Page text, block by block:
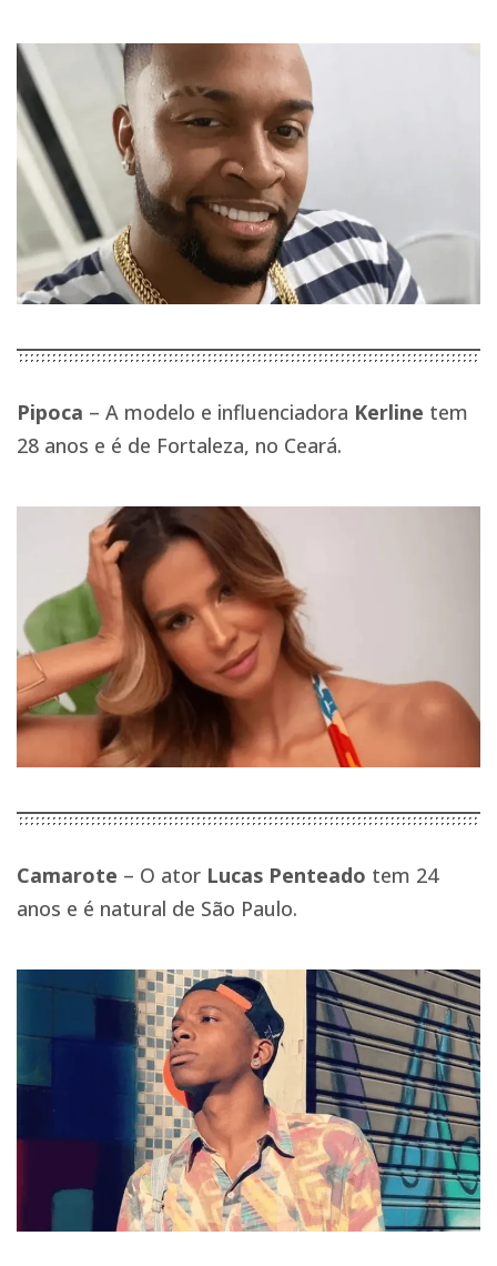
Pipoca – A modelo e influenciadora Kerline tem
28 anos e é de Fortaleza, no Ceará.
Camarote – O ator Lucas Penteado tem 24
anos e é natural de São Paulo.